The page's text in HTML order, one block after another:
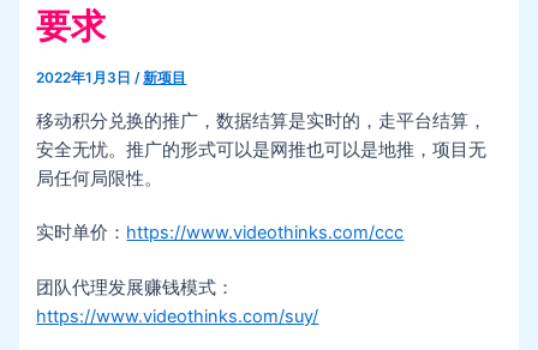
要求
2022年1月3日/新项目
移动积分兑换的推广，数据结算是实时的，走平台结算，
安全无忧。推广的形式可以是网推也可以是地推，项目无
局任何局限性。
实时单价： https://www.videothinks.com/ccc
团队代理发展赚钱模式：
https://www.videothinks.com/suy/